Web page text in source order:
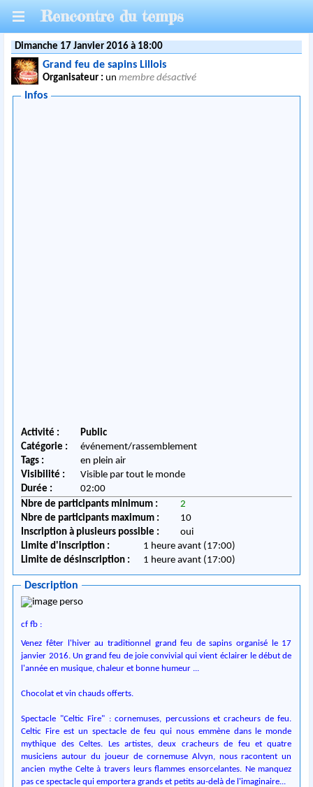
Rencontre du temps
Dimanche 17 Janvier 2016 à 18:00
Grand feu de sapins Lillois
Organisateur : unmembre désactivé
Infos
Activité :
Public
Catégorie :
événement/rassemblement
Tags :
en plein air
Visibilité :
Visible par tout le monde
Durée :
02:00
Nbre de participants minimum :
2
Nbre de participants maximum :
10
Inscription à plusieurs possible :
oui
Limite d'inscription :
1 heure avant (17:00)
Limite de désinscription :
1 heure avant (17:00)
Description
cf fb :
Venez fêter l'hiver au traditionnel grand feu de sapins organisé le 17
janvier 2016. Un grand feu de joie convivial qui vient éclairer le début de
l'année en musique, chaleur et bonne humeur ...
Chocolat et vin chauds offerts.
Spectacle "Celtic Fire" : cornemuses, percussions et cracheurs de feu.
Celtic Fire est un spectacle de feu qui nous emmène dans le monde
mythique des Celtes. Les artistes, deux cracheurs de feu et quatre
musiciens autour du joueur de cornemuse Alvyn, nous racontent un
ancien mythe Celte à travers leurs flammes ensorcelantes. Ne manquez
pas ce spectacle qui emportera grands et petits au-delà de l'imaginaire...